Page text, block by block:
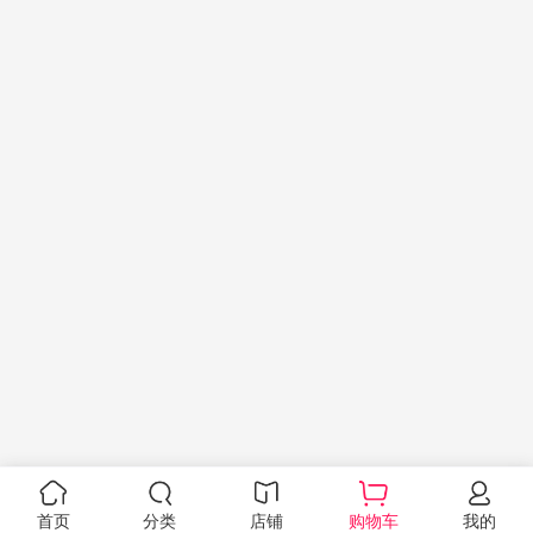
首页 分类 店铺 购物车 我的